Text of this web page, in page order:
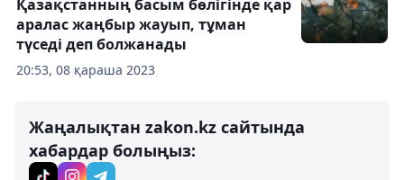
20:53, 08 қараша 2023
Қазақстанның басым бөлігінде қар
аралас жаңбыр жауып, тұман
түседі деп болжанады
Жаңалықтан zakon.kz сайтында
хабардар болыңыз: